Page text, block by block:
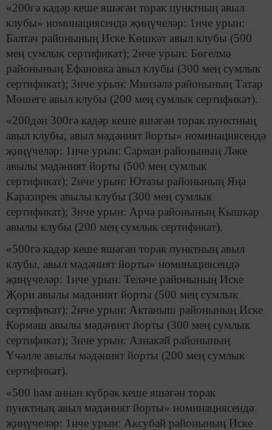
«200гә кадәр кеше яшәгән торак пунктның авыл
клубы» номинациясендә җиңүчеләр: 1нче урын:
Балтач районының Иске Көшкәт авыл клубы (500
мең сумлык сертификат); 2нче урын: Бөгелмә
районының Ефановка авыл клубы (300 мең сумлык
сертификат); 3нче урын: Минзәлә районының Татар
Мөшеге авыл клубы (200 мең сумлык сертификат).
«200дән 300гә кадәр кеше яшәгән торак пунктның
авыл клубы, авыл мәдәният йорты» номинациясендә
җиңүчеләр: 1нче урын: Сарман районының Ләке
авылы мәдәният йорты (500 мең сумлык
сертификат); 2нче урын: Ютазы районының Яңа
Каразирек авылы клубы (300 мең сумлык
сертификат); 3нче урын: Арча районының Кышкар
авылы клубы (200 мең сумлык сертификат).
«500гә кадәр кеше яшәгән торак пунктның авыл
клубы, авыл мәдәният йорты» номинациясендә
җиңүчеләр: 1нче урын: Теләче районының Иске
Җөри авылы мәдәният йорты (500 мең сумлык
сертификат); 2нче урын: Актаныш районының Иске
Кормаш авылы мәдәният йорты (300 мең сумлык
сертификат); 3нче урын: Азнакай районының
Үчәлле авылы мәдәният йорты (200 мең сумлык
сертификат).
«500 һәм аннан күбрәк кеше яшәгән торак
пунктның авыл мәдәният йорты» номинациясендә
җиңүчеләр: 1нче урын: Аксубай районының Иске